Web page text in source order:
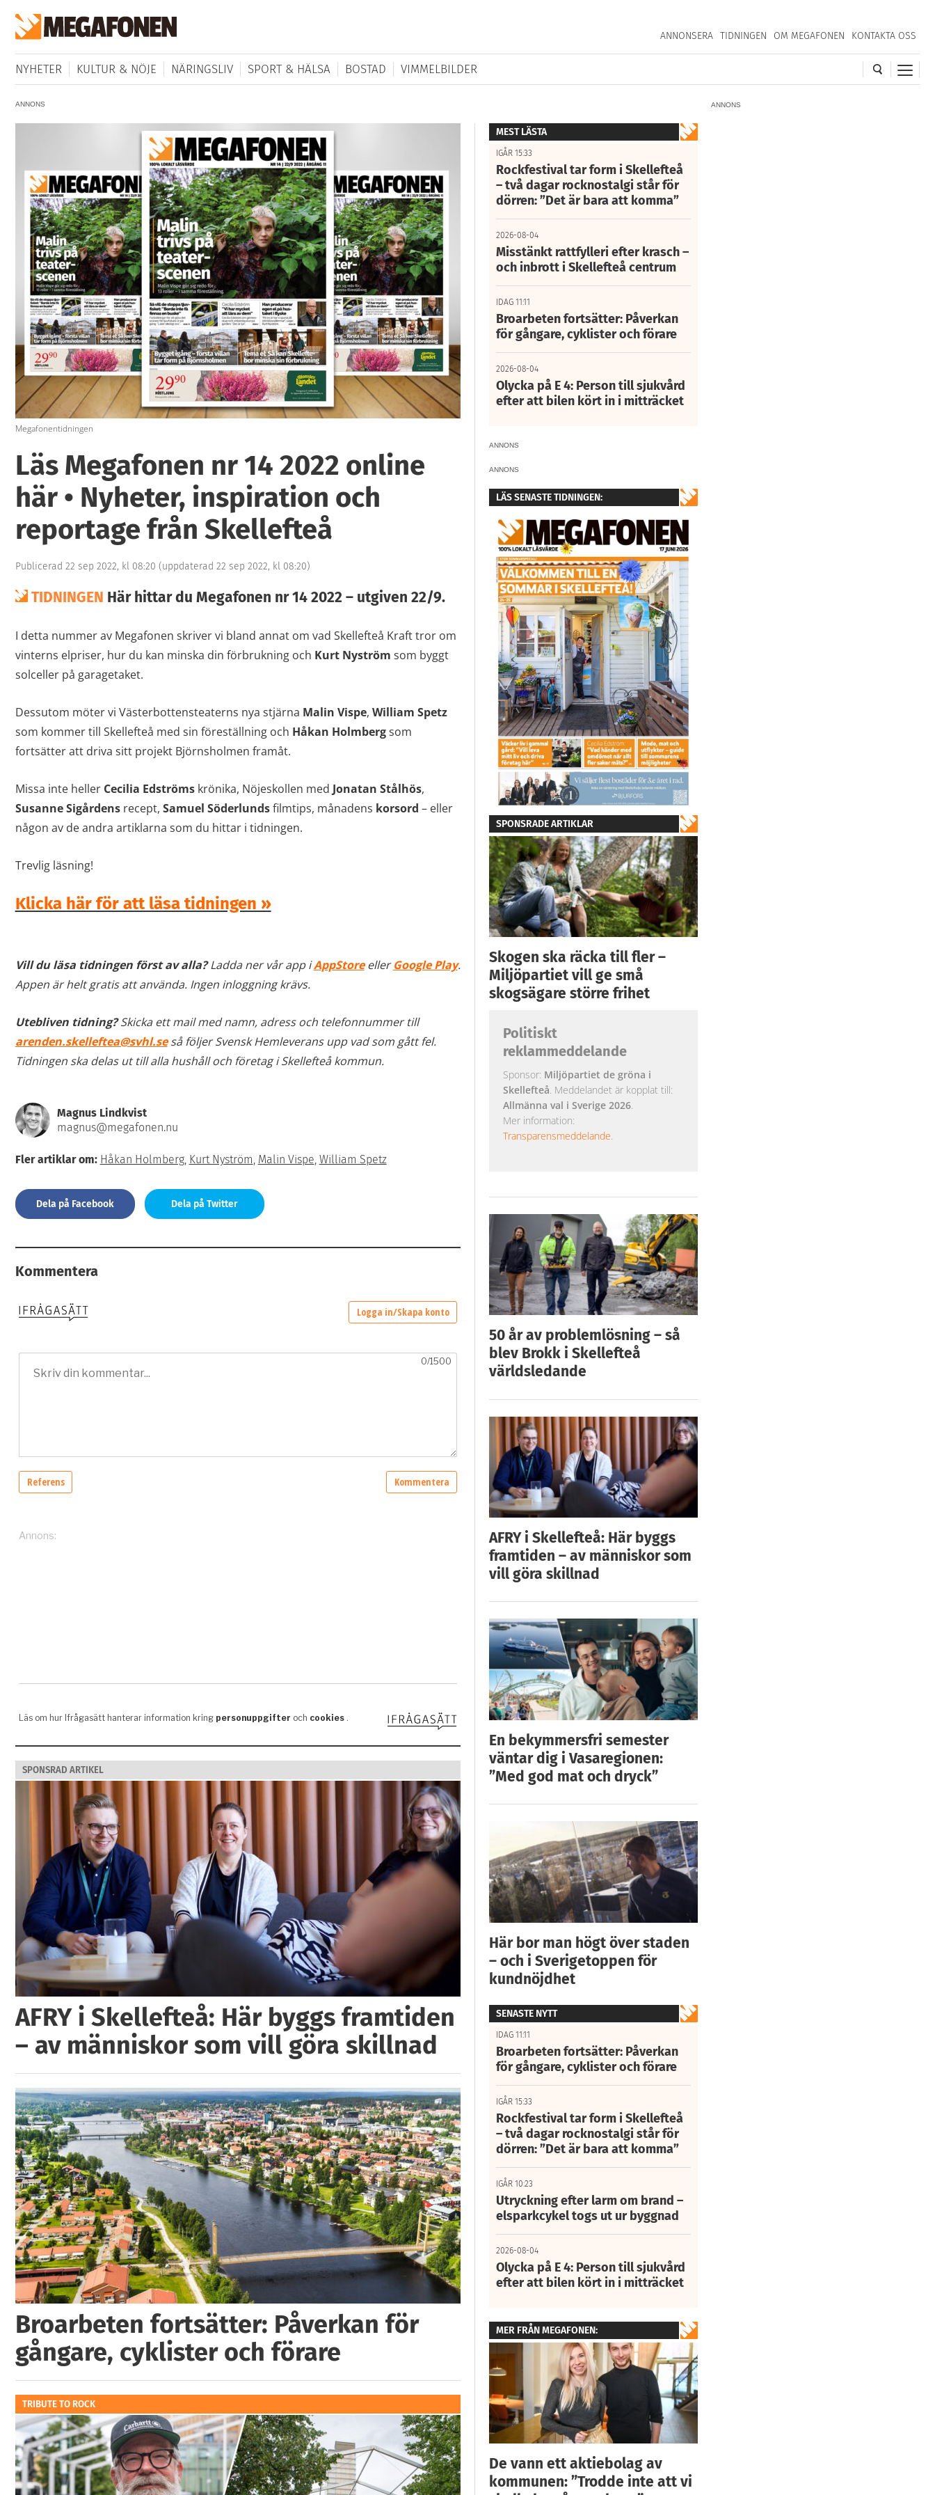
ANNONSERA TIDNINGEN OM MEGAFONEN KONTAKTA OSS
NYHETER KULTUR & NÖJE NÄRINGSLIV SPORT & HÄLSA BOSTAD VIMMELBILDER
ANNONS
ANNONS
Megafonentidningen
Läs Megafonen nr 14 2022 online
här • Nyheter, inspiration och
reportage från Skellefteå
Publicerad 22 sep 2022, kl 08:20 (uppdaterad 22 sep 2022, kl 08:20)
TIDNINGEN Här hittar du Megafonen nr 14 2022 – utgiven 22/9.
I detta nummer av Megafonen skriver vi bland annat om vad Skellefteå Kraft tror om
vinterns elpriser, hur du kan minska din förbrukning och Kurt Nyström som byggt
solceller på garagetaket.
Dessutom möter vi Västerbottensteaterns nya stjärna Malin Vispe, William Spetz
som kommer till Skellefteå med sin föreställning och Håkan Holmbergsom
fortsätter att driva sitt projekt Björnsholmen framåt.
Missa inte heller Cecilia Edströmskrönika, Nöjeskollen med Jonatan Stålhös,
Susanne Sigårdensrecept, Samuel Söderlundsfilmtips, månadens korsord – eller
någon av de andra artiklarna som du hittar i tidningen.
Trevlig läsning!
Klicka här för att läsa tidningen »
Vill du läsa tidningen först av alla?Ladda ner vår app iAppStoreellerGoogle Play.
Appen är helt gratis att använda. Ingen inloggning krävs.
Utebliven tidning?Skicka ett mail med namn, adress och telefonnummer till
arenden.skelleftea@svhl.se så följer Svensk Hemleverans upp vad som gått fel.
Tidningen ska delas ut till alla hushåll och företag i Skellefteå kommun.
Magnus Lindkvist
magnus@megafonen.nu
Fler artiklar om: Håkan Holmberg, Kurt Nyström, Malin Vispe, William Spetz
Dela på Facebook Dela på Twitter
Kommentera
SPONSRAD ARTIKEL
AFRY i Skellefteå: Här byggs framtiden
– av människor som vill göra skillnad
Broarbeten fortsätter: Påverkan för
gångare, cyklister och förare
TRIBUTE TO ROCK
MEST LÄSTA
IGÅR 15:33
Rockfestival tar form i Skellefteå
– två dagar rocknostalgi står för
dörren: ”Det är bara att komma”
2026-08-04
Misstänkt rattfylleri efter krasch –
och inbrott i Skellefteå centrum
IDAG 11:11
Broarbeten fortsätter: Påverkan
för gångare, cyklister och förare
2026-08-04
Olycka på E 4: Person till sjukvård
efter att bilen kört in i mitträcket
ANNONS
ANNONS
LÄS SENASTE TIDNINGEN:
SPONSRADE ARTIKLAR
Skogen ska räcka till fler –
Miljöpartiet vill ge små
skogsägare större frihet
Politiskt
reklammeddelande
Sponsor: Miljöpartiet de gröna i
Skellefteå. Meddelandet är kopplat till:
Allmänna val i Sverige 2026.
Mer information:
Transparensmeddelande.
50 år av problemlösning – så
blev Brokk i Skellefteå
världsledande
AFRY i Skellefteå: Här byggs
framtiden – av människor som
vill göra skillnad
En bekymmersfri semester
väntar dig i Vasaregionen:
”Med god mat och dryck”
Här bor man högt över staden
– och i Sverigetoppen för
kundnöjdhet
SENASTE NYTT
IDAG 11:11
Broarbeten fortsätter: Påverkan
för gångare, cyklister och förare
IGÅR 15:33
Rockfestival tar form i Skellefteå
– två dagar rocknostalgi står för
dörren: ”Det är bara att komma”
IGÅR 10:23
Utryckning efter larm om brand –
elsparkcykel togs ut ur byggnad
2026-08-04
Olycka på E 4: Person till sjukvård
efter att bilen kört in i mitträcket
MER FRÅN MEGAFONEN:
De vann ett aktiebolag av
kommunen: ”Trodde inte att vi